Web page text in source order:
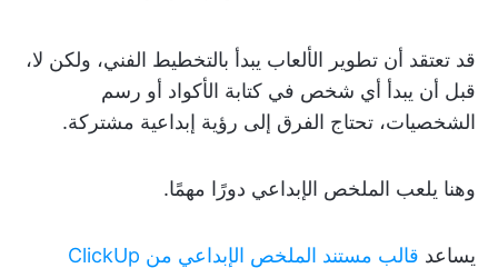
قد تعتقد أن تطوير الألعاب يبدأ بالتخطيط الفني، ولكن لا،
قبل أن يبدأ أي شخص في كتابة الأكواد أو رسم
الشخصيات، تحتاج الفرق إلى رؤية إبداعية مشتركة.
وهنا يلعب الملخص الإبداعي دورًا مهمًا.
يساعد قالب مستند الملخص الإبداعي من ClickUp